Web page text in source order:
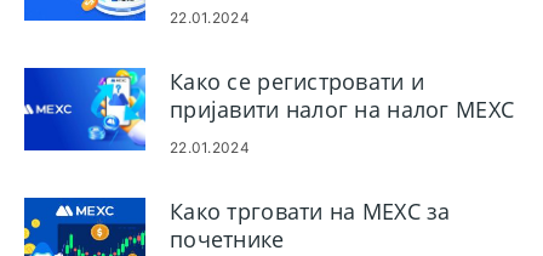
22.01.2024
Како се регистровати и
пријавити налог на налог MEXC
22.01.2024
Како трговати на MEXC за
почетнике